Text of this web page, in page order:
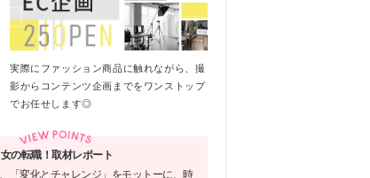
実際にファッション商品に触れながら、撮
影からコンテンツ企画までをワンストップ
でお任せします◎
女の転職！取材レポート
「変化とチャレンジ」をモットーに、時